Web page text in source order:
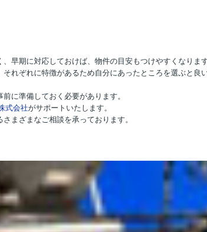
早期に対応しておけば、物件の目安もつけやすくなりま
れぞれに特徴があるため自分にあったところを選ぶと良
に準備しておく必要があります。
式会社がサポートいたします。
まざまなご相談を承っております。